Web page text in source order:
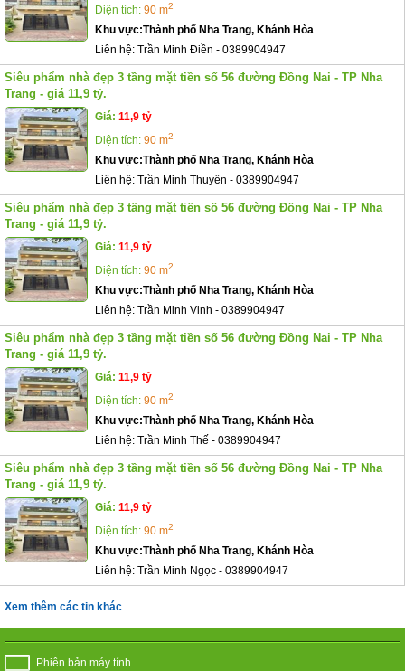
Diện tích: 90 m2
Khu vực:Thành phố Nha Trang, Khánh Hòa
Liên hệ: Trần Minh Điền - 0389904947
Siêu phẩm nhà đẹp 3 tầng mặt tiền số 56 đường Đồng Nai - TP Nha
Trang - giá 11,9 tỷ.
Giá: 11,9 tỷ
Diện tích: 90 m2
Khu vực:Thành phố Nha Trang, Khánh Hòa
Liên hệ: Trần Minh Thuyên - 0389904947
Siêu phẩm nhà đẹp 3 tầng mặt tiền số 56 đường Đồng Nai - TP Nha
Trang - giá 11,9 tỷ.
Giá: 11,9 tỷ
Diện tích: 90 m2
Khu vực:Thành phố Nha Trang, Khánh Hòa
Liên hệ: Trần Minh Vinh - 0389904947
Siêu phẩm nhà đẹp 3 tầng mặt tiền số 56 đường Đồng Nai - TP Nha
Trang - giá 11,9 tỷ.
Giá: 11,9 tỷ
Diện tích: 90 m2
Khu vực:Thành phố Nha Trang, Khánh Hòa
Liên hệ: Trần Minh Thế - 0389904947
Siêu phẩm nhà đẹp 3 tầng mặt tiền số 56 đường Đồng Nai - TP Nha
Trang - giá 11,9 tỷ.
Giá: 11,9 tỷ
Diện tích: 90 m2
Khu vực:Thành phố Nha Trang, Khánh Hòa
Liên hệ: Trần Minh Ngọc - 0389904947
Xem thêm các tin khác
Phiên bản máy tính